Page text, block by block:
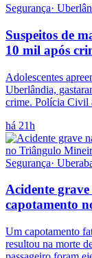
Segurança·
Suspeitos de
10 mil após
Adolescentes
Uberlândia,
crime. Polícia Civil
há 21h
Segurança·
Acidente
capotamento
Um capotamento
resultou na morte